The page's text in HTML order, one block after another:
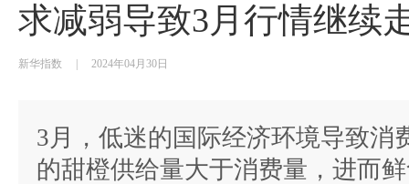
求减弱导致3月行情继续
新华指数 2024年04月30日
3月，低迷的国际经济环境导致消
的甜橙供给量大于消费量，进而